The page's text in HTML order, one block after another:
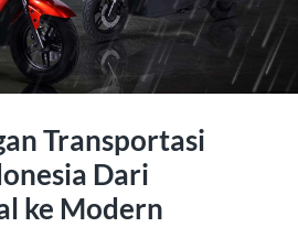
Transportasi
Dari
ke Modern